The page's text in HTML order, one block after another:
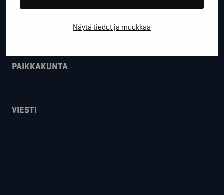
Näytä tiedot ja muokkaa
PAIKKAKUNTA
VIESTI